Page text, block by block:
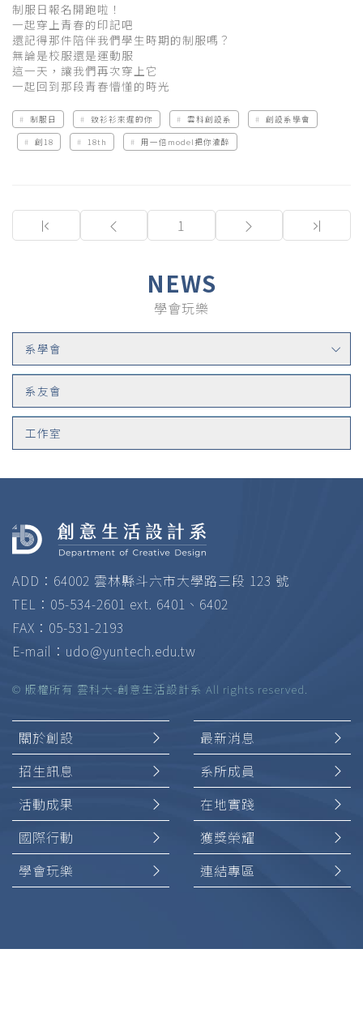
NEWS
學會玩樂
系學會
系友會
工作室
制服日報名開跑啦！
一起穿上青春的印記吧
還記得那件陪伴我們學生時期的制服嗎？
無論是校服還是運動服
這一天，讓我們再次穿上它
一起回到那段青春懵懂的時光
制服日 致衫衫來遲的你 雲科創設系
創設系學會
創18
18th 用一倍model把你灌醉
1
ADD：64002 雲林縣斗六市大學路三段 123 號
TEL：05-534-2601 ext. 6401、6402
FAX：05-531-2193
E-mail： udo@yuntech.edu.tw
© 版權所有 雲科大-創意生活設計系 All rights reserved.
關於創設
最新消息
招生訊息
系所成員
活動成果
在地實踐
國際行動
獲獎榮耀
學會玩樂
連結專區